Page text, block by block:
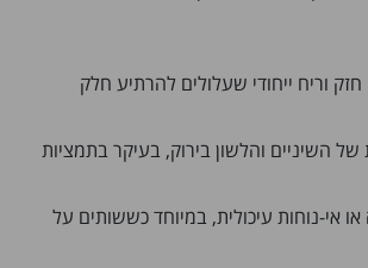
וריח ייחודי שעלולים להרתיע חלק
של השיניים והלשון בירוק, בעיקר בתמציות
אי-נוחות עיכולית, במיוחד כששותים על